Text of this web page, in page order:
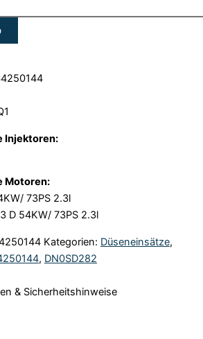
Injektoren:
Motoren:
73PS 2.3l
D 54KW/ 73PS 2.3l
Kategorien: Düseneinsätze,
, DN0SD282
& Sicherheitshinweise